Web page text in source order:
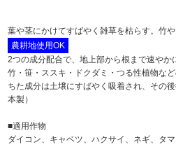
葉や茎にかけてすばやく雑草を枯らす。竹
農耕地使用OK
2つの成分配合で、地上部から根まで速やか
竹・笹・ススキ・ドクダミ・つる性植物な
ちた成分は土壌にすばやく吸着され、その
本製）
■適用作物
ダイコン、キャベツ、ハクサイ、ネギ、タ